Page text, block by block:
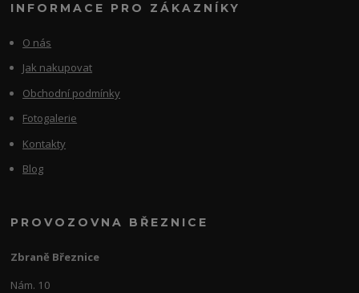
INFORMACE PRO ZÁKAZNÍKY
O nás
Jak nakupovat
Obchodní podmínky
Fotogalerie
Kontakty
Blog
PROVOZOVNA BŘEZNICE
Zbraně Březnice
Nám. 10